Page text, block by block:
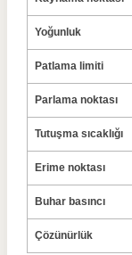
Yoğunluk
Patlama limiti
Parlama noktası
Tutuşma sıcaklığı
Erime noktası
Buhar basıncı
Çözünürlük